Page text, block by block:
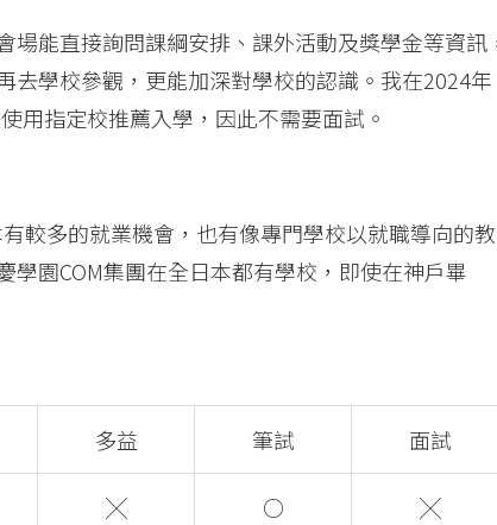
能直接詢問課綱安排、課外活動及獎學金等資訊
去學校參觀，更能加深對學校的認識。我在2024年
用指定校推薦入學，因此不需要面試。
較多的就業機會，也有像專門學校以就職導向的教
園COM集團在全日本都有學校，即使在神戶畢
多益 筆試 面試
╳ ○ ╳